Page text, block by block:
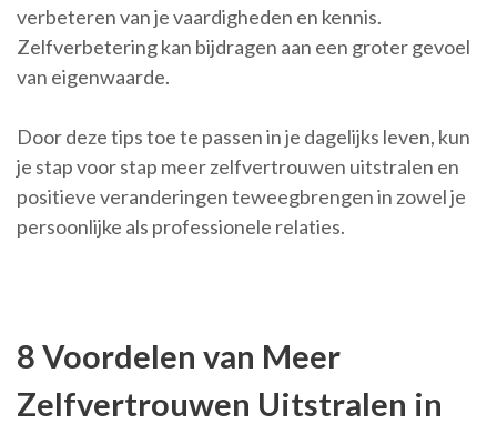
verbeteren van je vaardigheden en kennis.
Zelfverbetering kan bijdragen aan een groter gevoel
van eigenwaarde.
Door deze tips toe te passen in je dagelijks leven, kun
je stap voor stap meer zelfvertrouwen uitstralen en
positieve veranderingen teweegbrengen in zowel je
persoonlijke als professionele relaties.
8 Voordelen van Meer
Zelfvertrouwen Uitstralen in